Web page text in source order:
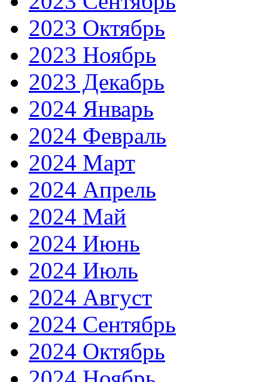
2023 Октябрь
2023 Ноябрь
2023 Декабрь
2024 Январь
2024 Февраль
2024 Март
2024 Апрель
2024 Май
2024 Июнь
2024 Июль
2024 Август
2024 Сентябрь
2024 Октябрь